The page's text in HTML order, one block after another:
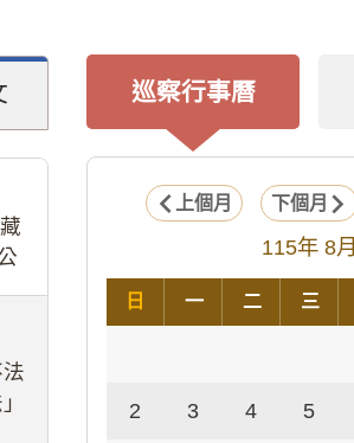
巡察行事曆
上個月 下個月
115年 8月
日 一 二 三
2 3 4 5